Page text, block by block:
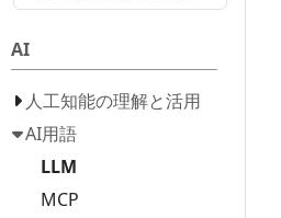
AI
人工知能の理解と活用
AI用語
LLM
MCP